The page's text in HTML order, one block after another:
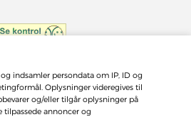
indsamler persondata om IP, ID og
Oplysninger videregives til
og/eller tilgår oplysninger på
tilpassede annoncer og